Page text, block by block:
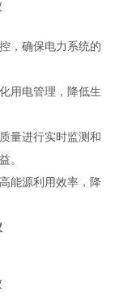
，确保电力系统的
用电管理，降低生
量进行实时监测和
。
能源利用效率，降